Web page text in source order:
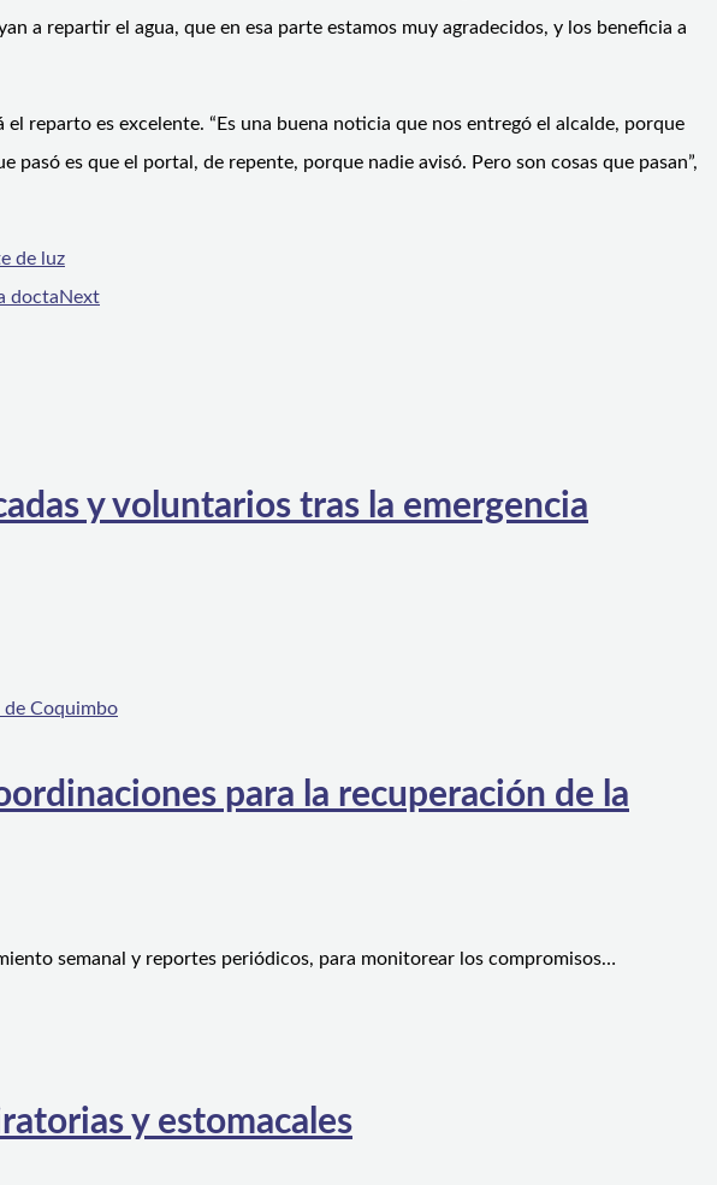
a repartir el agua, que en esa parte estamos muy agradecidos, y los beneficia a
reparto es excelente. “Es una buena noticia que nos entregó el alcalde, porque
es que el portal, de repente, porque nadie avisó. Pero son cosas que pasan”,
de luz
doctaNext
y voluntarios tras la emergencia
para la recuperación de la
semanal y reportes periódicos, para monitorear los compromisos…
y estomacales